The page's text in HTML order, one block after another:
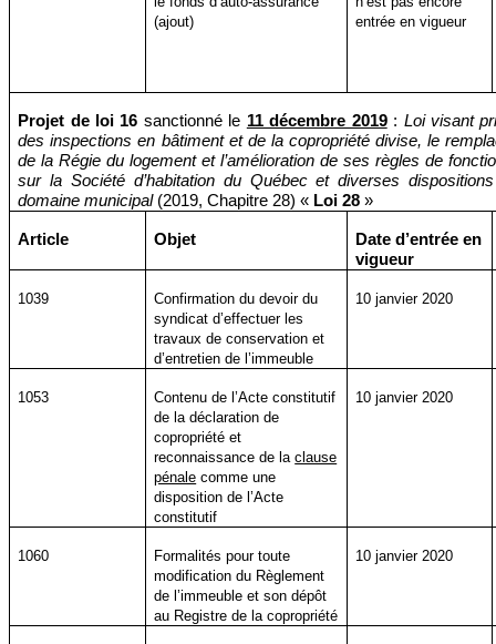
(ajout)
entrée en vigueur
Projet de loi 16 sanctionné le 11 décembre 2019: Loi visant
des inspections en bâtiment et de la copropriété divise, le
de la Régie du logement et l’amélioration de ses règles de
sur la Société d’habitation du Québec et diverses
domaine municipal(2019, Chapitre 28) « Loi 28 »
Article Objet
Date d’entrée en
vigueur
1039
Confirmation du devoir du
syndicat d’effectuer les
travaux de conservation et
d’entretien de l’immeuble
10 janvier 2020
1053
Contenu de l’Acte constitutif
de la déclaration de
copropriété et
reconnaissance de laclause
pénale comme une
disposition de l’Acte
constitutif
10 janvier 2020
1060
Formalités pour toute
modification du Règlement
de l’immeuble et son dépôt
au Registre de la copropriété
10 janvier 2020